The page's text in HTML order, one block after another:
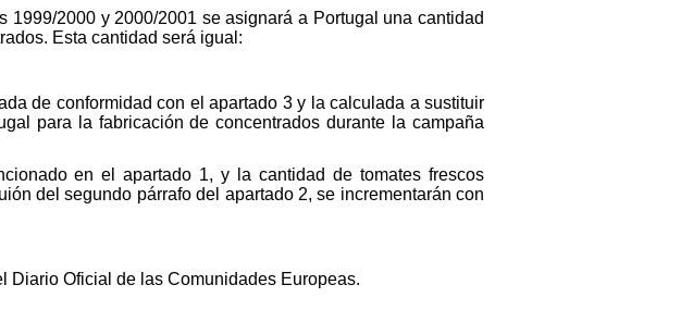
2000 y 2000/2001 se asignará a Portugal una cantidad
Esta cantidad será igual:
de conformidad con el apartado 3 y la calculada a sustituir
para la fabricación de concentrados durante la campaña
en el apartado 1, y la cantidad de tomates frescos
del segundo párrafo del apartado 2, se incrementarán con
Diario Oficial de las Comunidades Europeas.